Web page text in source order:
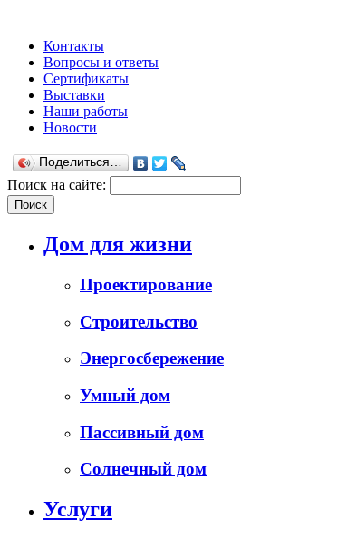
Контакты
Вопросы и ответы
Сертификаты
Выставки
Наши работы
Новости
Поделиться…
Поиск на сайте:
Дом для жизни
Проектирование
Строительство
Энергосбережение
Умный дом
Пассивный дом
Солнечный дом
Услуги